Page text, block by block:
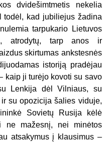
dvidešimtmetis nekelia
todėl, kad jubiliejus žadina
tarpukario Lietuvos
atrodytų, tarp anos ir
skirtumas ankstesnės
istoriją pradėjau
kaip ji turėjo kovoti su savo
Lenkija dėl Vilniaus, su
su opozicija šalies viduje,
Sovietų Rusija kėlė
ne mažesnį, nei minėtos
atsakymus į klausimus –